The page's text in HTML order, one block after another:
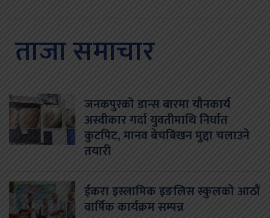
ताजा समाचार
जनकपुरको डान्स बारमा यौनकार्य
अस्वीकार गर्दा युवतीमाथि निर्घात
कुटपिट, मानव बेचबिखन मुद्दा चलाउने
तयारी
ईकरा इस्लामिक इङलिस स्कुलको आठौं
वार्षिक कार्यक्रम सम्पन्न